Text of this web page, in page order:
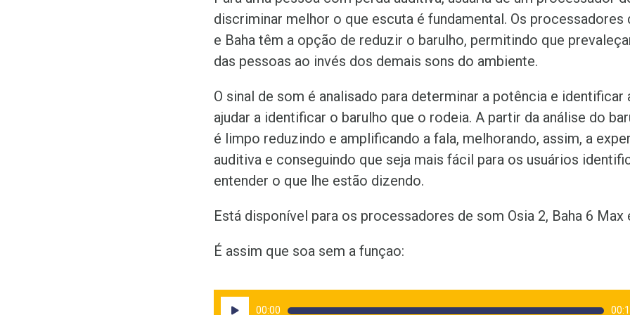
discriminar melhor o que escuta é fundamental. Os processadores
e Baha têm a opção de reduzir o barulho, permitindo que
das pessoas ao invés dos demais sons do ambiente.
O sinal de som é analisado para determinar a potência e identificar
ajudar a identificar o barulho que o rodeia. A partir da análise do
é limpo reduzindo e amplificando a fala, melhorando, assim, a
auditiva e conseguindo que seja mais fácil para os usuários
entender o que lhe estão dizendo.
Está disponível para os processadores de som Osia 2, Baha 6 Max
É assim que soa sem a funçao:
Tocador
00:00